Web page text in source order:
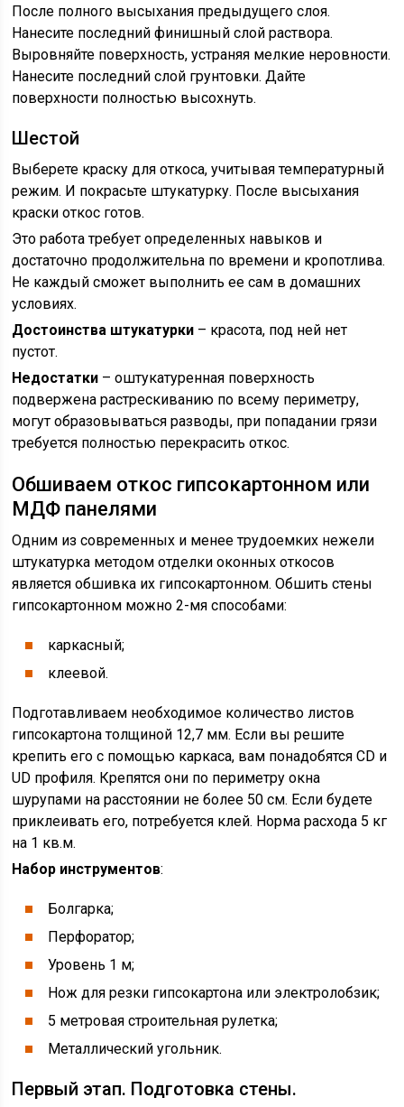
После полного высыхания предыдущего слоя.
Нанесите последний финишный слой раствора.
Выровняйте поверхность, устраняя мелкие неровности.
Нанесите последний слой грунтовки. Дайте
поверхности полностью высохнуть.
Шестой
Выберете краску для откоса, учитывая температурный
режим. И покрасьте штукатурку. После высыхания
краски откос готов.
Это работа требует определенных навыков и
достаточно продолжительна по времени и кропотлива.
Не каждый сможет выполнить ее сам в домашних
условиях.
Достоинства штукатурки – красота, под ней нет
пустот.
Недостатки – оштукатуренная поверхность
подвержена растрескиванию по всему периметру,
могут образовываться разводы, при попадании грязи
требуется полностью перекрасить откос.
Обшиваем откос гипсокартонном или
МДФ панелями
Одним из современных и менее трудоемких нежели
штукатурка методом отделки оконных откосов
является обшивка их гипсокартонном. Обшить стены
гипсокартонном можно 2-мя способами:
каркасный;
клеевой.
Подготавливаем необходимое количество листов
гипсокартона толщиной 12,7 мм. Если вы решите
крепить его с помощью каркаса, вам понадобятся CD и
UD профиля. Крепятся они по периметру окна
шурупами на расстоянии не более 50 см. Если будете
приклеивать его, потребуется клей. Норма расхода 5 кг
на 1 кв.м.
Набор инструментов:
Болгарка;
Перфоратор;
Уровень 1 м;
Нож для резки гипсокартона или электролобзик;
5 метровая строительная рулетка;
Металлический угольник.
Первый этап. Подготовка стены.